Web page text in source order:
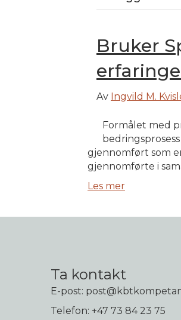
Bruker
Av Ingvild M.
Formålet med
gjennomført som
gjennomførte i
Les mer
Ta kontakt
E-post:
Telefon: +47 73 84 23 75